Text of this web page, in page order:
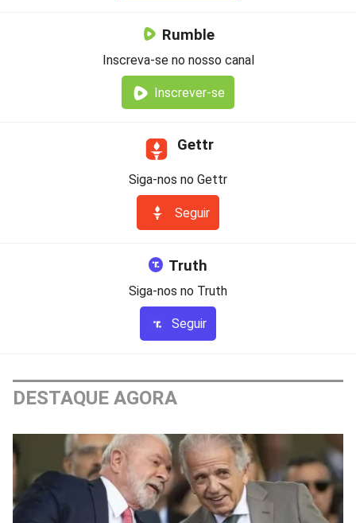
Rumble
Inscreva-se no nosso canal
Inscrever-se
Gettr
Siga-nos no Gettr
Seguir
Truth
Siga-nos no Truth
Seguir
DESTAQUE AGORA